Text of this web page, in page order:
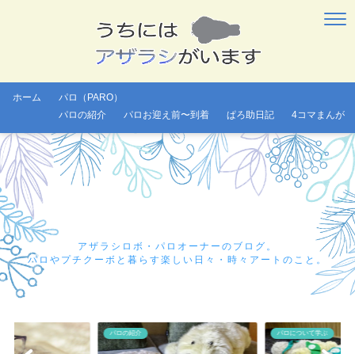
ホーム
パロ（PARO）
パロの紹介
パロお迎え前〜到着 ぱろ助日記 4コマまんが
アザラシロボ・パロオーナーのブログ。
パロやプチクーボと暮らす楽しい日々・時々アートのこと。
パロの紹介 パロについて学ぶ